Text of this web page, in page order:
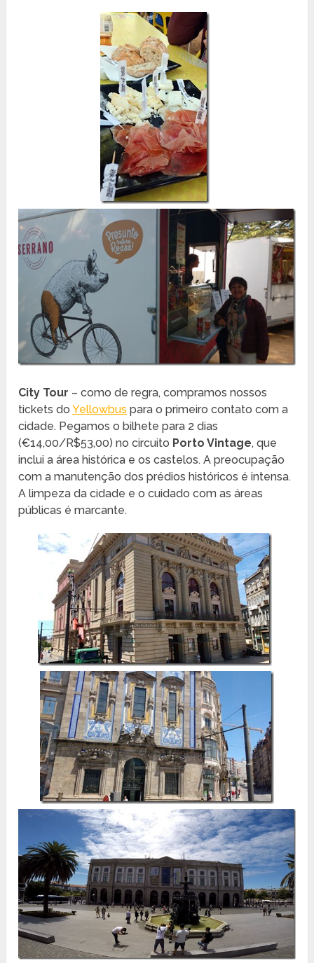
City Tour – como de regra, compramos nossos
tickets doYellowbus para o primeiro contato com a
cidade. Pegamos o bilhete para 2 dias
(€14,00/R$53,00) no circuito Porto Vintage, que
inclui a área histórica e os castelos. A preocupação
com a manutenção dos prédios históricos é intensa.
A limpeza da cidade e o cuidado com as áreas
públicas é marcante.